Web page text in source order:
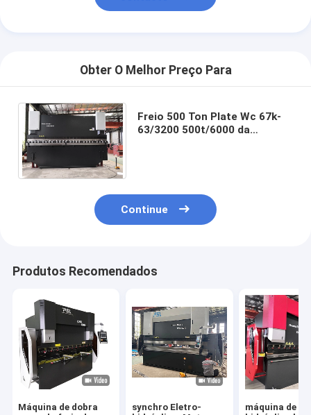
Obter O Melhor Preço Para
Freio 500 Ton Plate Wc 67k-
63/3200 500t/6000 da
Continue
Produtos Recomendados
Máquina de dobra
synchro Eletro-
máquina de